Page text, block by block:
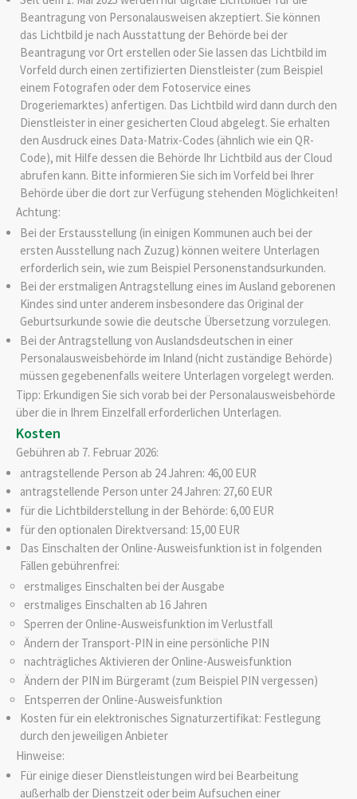
Beantragung von Personalausweisen akzeptiert. Sie können
das Lichtbild je nach Ausstattung der Behörde bei der
Beantragung vor Ort erstellen oder Sie lassen das Lichtbild im
Vorfeld durch einen zertifizierten Dienstleister (zum Beispiel
einem Fotografen oder dem Fotoservice eines
Drogeriemarktes) anfertigen. Das Lichtbild wird dann durch den
Dienstleister in einer gesicherten Cloud abgelegt. Sie erhalten
den Ausdruck eines Data-Matrix-Codes (ähnlich wie ein QR-
Code), mit Hilfe dessen die Behörde Ihr Lichtbild aus der Cloud
abrufen kann. Bitte informieren Sie sich im Vorfeld bei Ihrer
Behörde über die dort zur Verfügung stehenden Möglichkeiten!
Achtung:
Bei der Erstausstellung (in einigen Kommunen auch bei der
ersten Ausstellung nach Zuzug) können weitere Unterlagen
erforderlich sein, wie zum Beispiel Personenstandsurkunden.
Bei der erstmaligen Antragstellung eines im Ausland geborenen
Kindes sind unter anderem insbesondere das Original der
Geburtsurkunde sowie die deutsche Übersetzung vorzulegen.
Bei der Antragstellung von Auslandsdeutschen in einer
Personalausweisbehörde im Inland (nicht zuständige Behörde)
müssen gegebenenfalls weitere Unterlagen vorgelegt werden.
Tipp: Erkundigen Sie sich vorab bei der Personalausweisbehörde
über die in Ihrem Einzelfall erforderlichen Unterlagen.
Kosten
Gebühren ab 7. Februar 2026:
antragstellende Person ab 24 Jahren: 46,00 EUR
antragstellende Person unter 24 Jahren: 27,60 EUR
für die Lichtbilderstellung in der Behörde: 6,00 EUR
für den optionalen Direktversand: 15,00 EUR
Das Einschalten der Online-Ausweisfunktion ist in folgenden
Fällen gebührenfrei:
erstmaliges Einschalten bei der Ausgabe
erstmaliges Einschalten ab 16 Jahren
Sperren der Online-Ausweisfunktion im Verlustfall
Ändern der Transport-PIN in eine persönliche PIN
nachträgliches Aktivieren der Online-Ausweisfunktion
Ändern der PIN im Bürgeramt (zum Beispiel PIN vergessen)
Entsperren der Online-Ausweisfunktion
Kosten für ein elektronisches Signaturzertifikat: Festlegung
durch den jeweiligen Anbieter
Hinweise:
Für einige dieser Dienstleistungen wird bei Bearbeitung
außerhalb der Dienstzeit oder beim Aufsuchen einer